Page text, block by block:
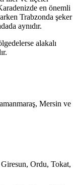
en önemli
Trabzonda şeker
aynıdır.
alakalı
Mersin ve
Ordu, Tokat,